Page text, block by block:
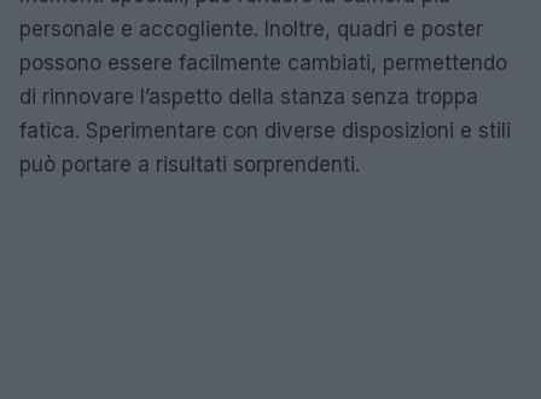
personale e accogliente. Inoltre, quadri e poster
possono essere facilmente cambiati, permettendo
di rinnovare l’aspetto della stanza senza troppa
fatica. Sperimentare con diverse disposizioni e stili
può portare a risultati sorprendenti.